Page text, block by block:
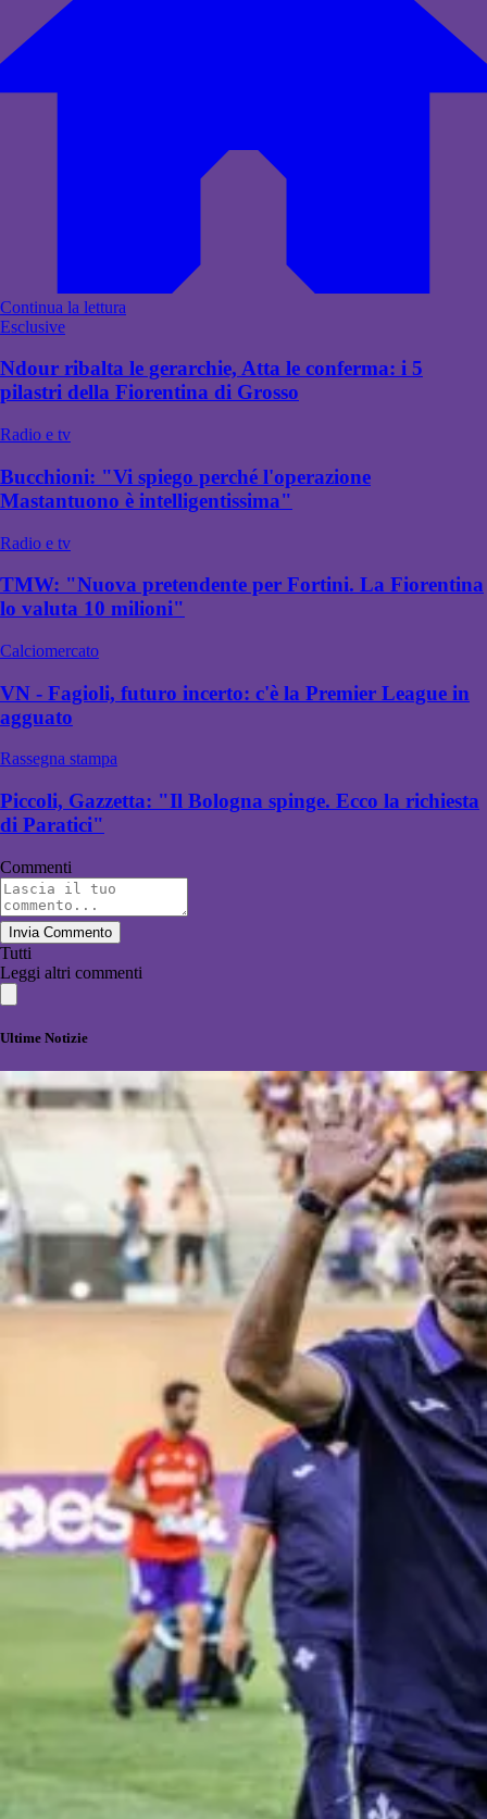
Continua la lettura
Esclusive
Ndour ribalta le gerarchie, Atta le conferma: i 5
pilastri della Fiorentina di Grosso
Radio e tv
Bucchioni: "Vi spiego perché l'operazione
Mastantuono è intelligentissima"
Radio e tv
TMW: "Nuova pretendente per Fortini. La Fiorentina
lo valuta 10 milioni"
Calciomercato
VN - Fagioli, futuro incerto: c'è la Premier League in
agguato
Rassegna stampa
Piccoli, Gazzetta: "Il Bologna spinge. Ecco la richiesta
di Paratici"
Commenti
Invia Commento
Tutti
Leggi altri commenti
Ultime Notizie